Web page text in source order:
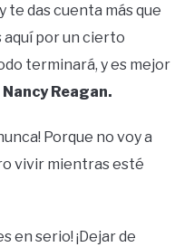
te das cuenta más que
aquí por un cierto
terminará, y es mejor
Nancy Reagan.
Porque no voy a
vivir mientras esté
en serio! ¡Dejar de